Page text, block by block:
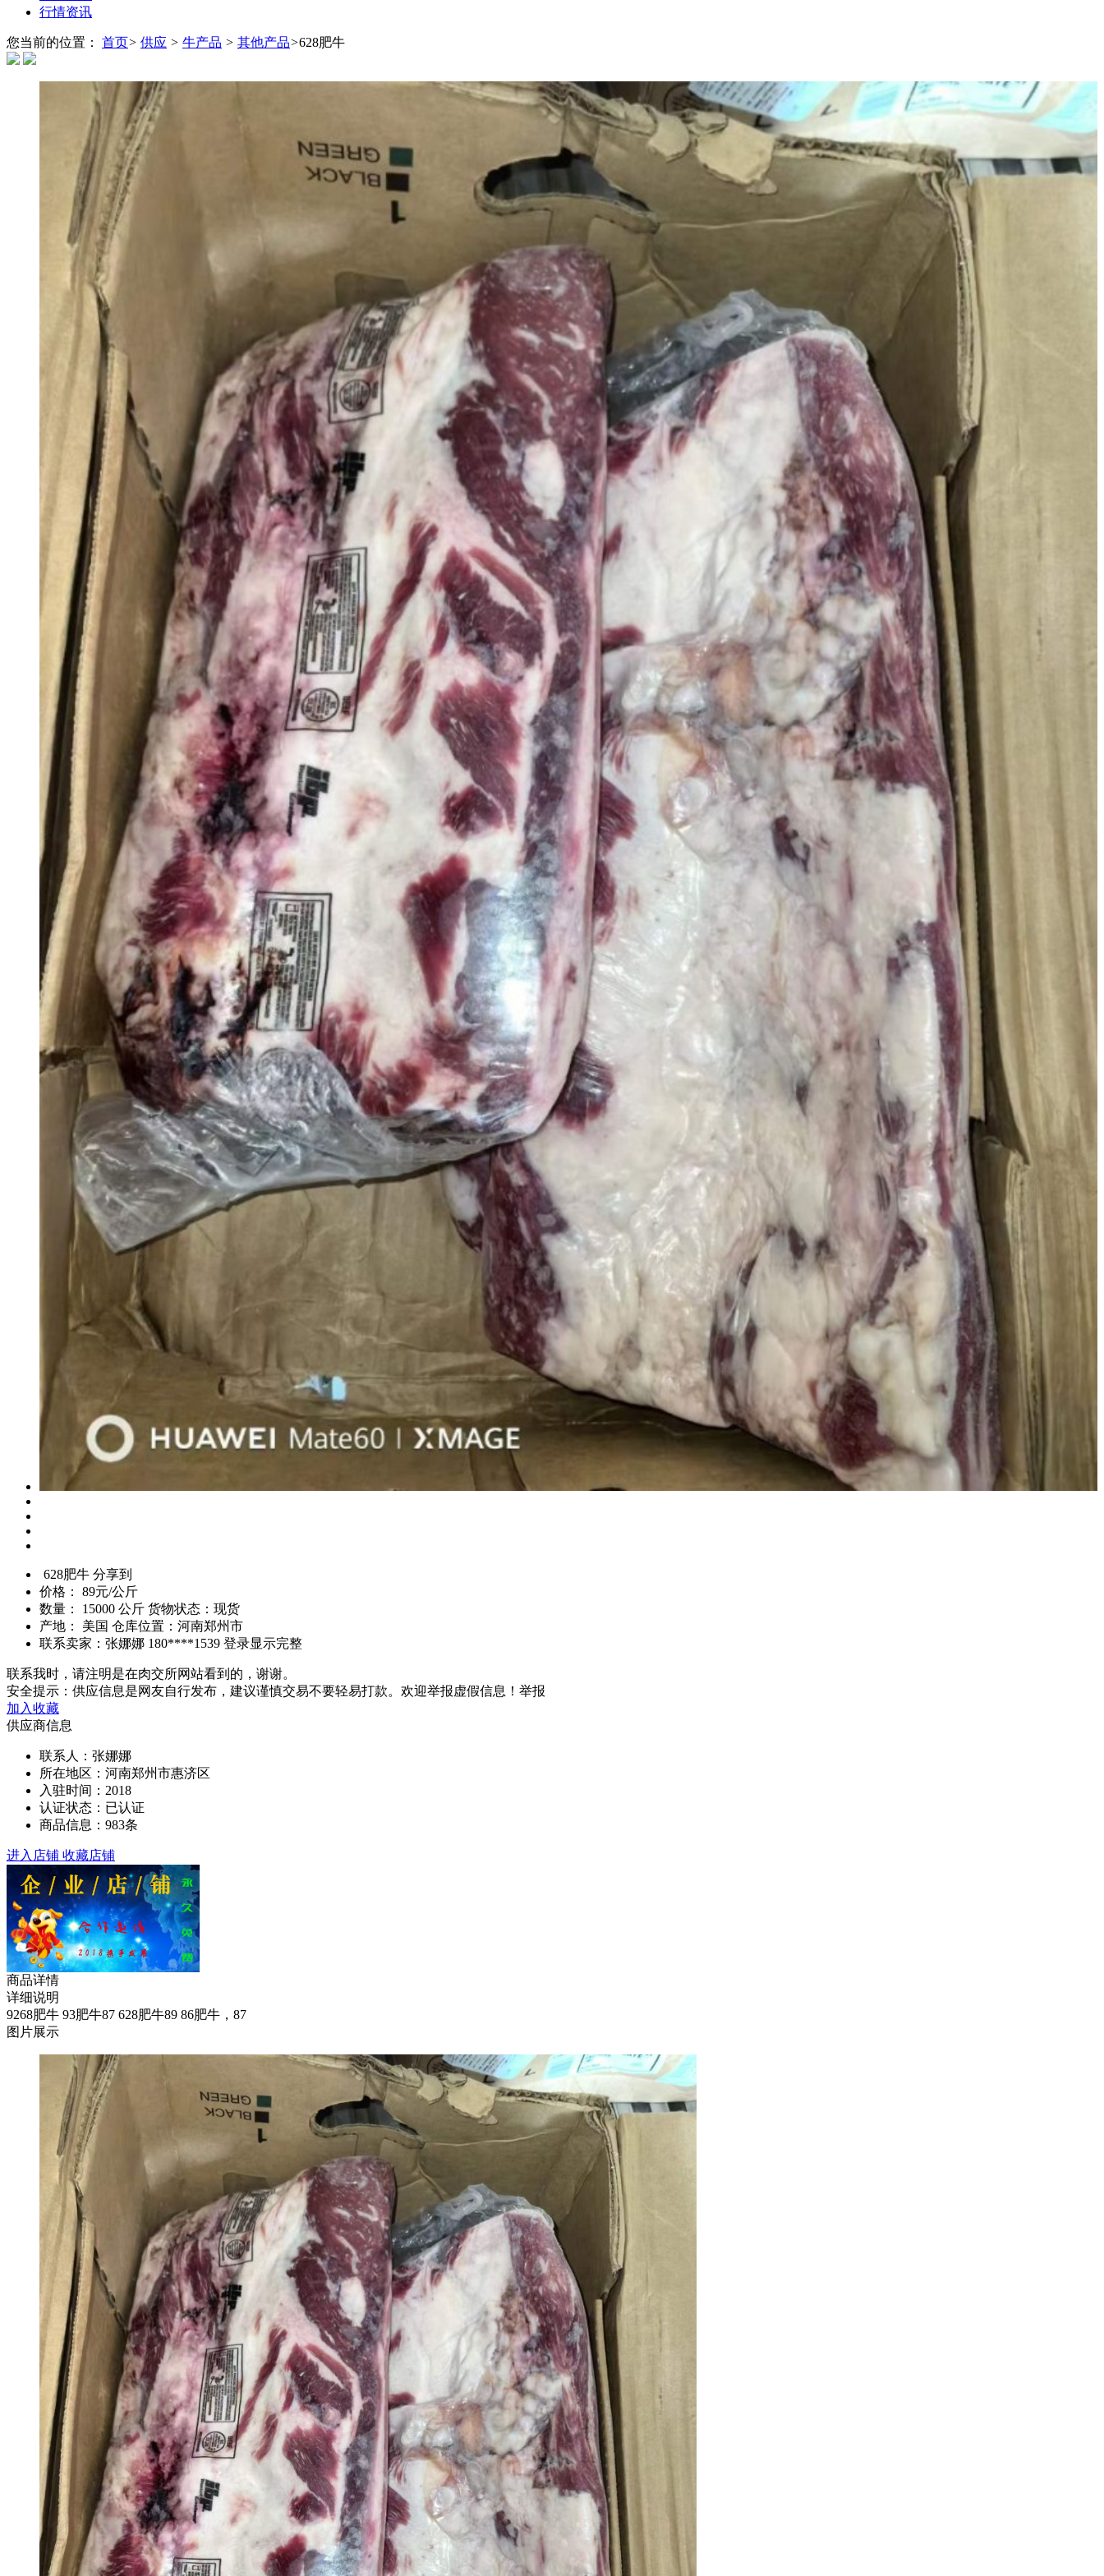
行情资讯
您当前的位置： 首页> 供应 > 牛产品 > 其他产品>628肥牛
628肥牛 分享到
价格：
89元/公斤
数量：
15000 公斤 货物状态：现货
产地：
美国 仓库位置：河南郑州市
联系卖家：张娜娜 180****1539 登录显示完整
联系我时，请注明是在肉交所网站看到的，谢谢。
安全提示：供应信息是网友自行发布，建议谨慎交易不要轻易打款。欢迎举报虚假信息！ 举报
加入收藏
供应商信息
联系人：张娜娜
所在地区：河南郑州市惠济区
入驻时间：2018
认证状态：已认证
商品信息：983条
进入店铺 收藏店铺
商品详情
详细说明
9268肥牛 93肥牛87 628肥牛89 86肥牛，87
图片展示